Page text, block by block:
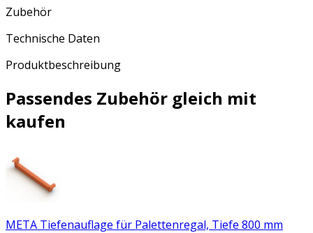
Zubehör
Technische Daten
Produktbeschreibung
Passendes Zubehör gleich mit
kaufen
META Tiefenauflage für Palettenregal, Tiefe 800 mm